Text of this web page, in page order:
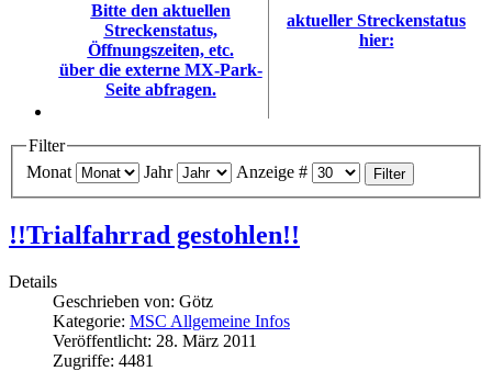
Bitte den aktuellen
Streckenstatus,
Öffnungszeiten, etc.
über die externe MX-Park-
Seite abfragen.
aktueller Streckenstatus
hier:
Filter
Monat
Jahr Anzeige # Filter
!!Trialfahrrad gestohlen!!
Details
Geschrieben von: Götz
Kategorie: MSC Allgemeine Infos
Veröffentlicht: 28. März 2011
Zugriffe: 4481